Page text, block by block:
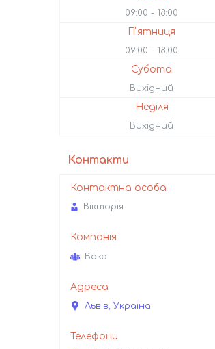
09:00 18:00
Пʼятниця
09:00 18:00
Субота
Вихідний
Неділя
Вихідний
Контакти
Вікторія
Boka
Львів, Україна